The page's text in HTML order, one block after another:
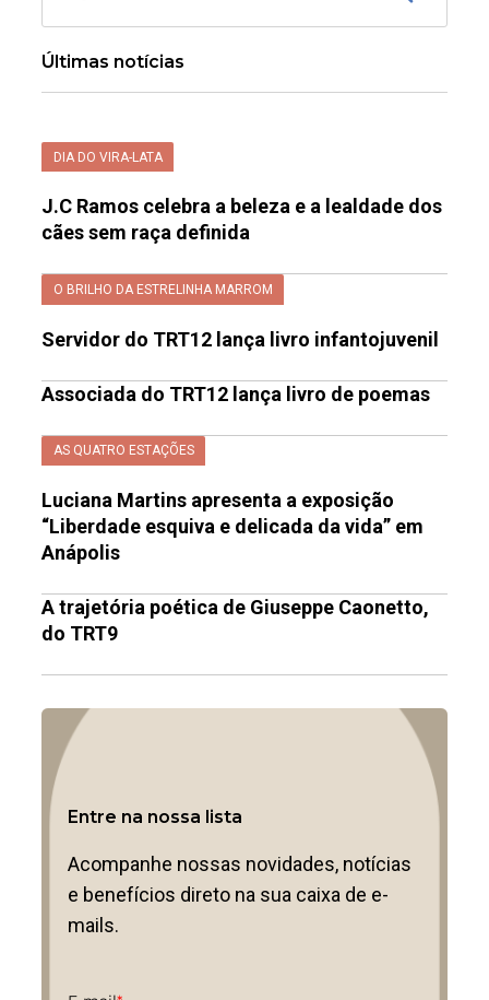
Últimas notícias
DIA DO VIRA-LATA
J.C Ramos celebra a beleza e a lealdade dos
cães sem raça definida
O BRILHO DA ESTRELINHA MARROM
Servidor do TRT12 lança livro infantojuvenil
Associada do TRT12 lança livro de poemas
AS QUATRO ESTAÇÕES
Luciana Martins apresenta a exposição
“Liberdade esquiva e delicada da vida” em
Anápolis
A trajetória poética de Giuseppe Caonetto,
do TRT9
Entre na nossa lista
Acompanhe nossas novidades, notícias
e benefícios direto na sua caixa de e-
mails.